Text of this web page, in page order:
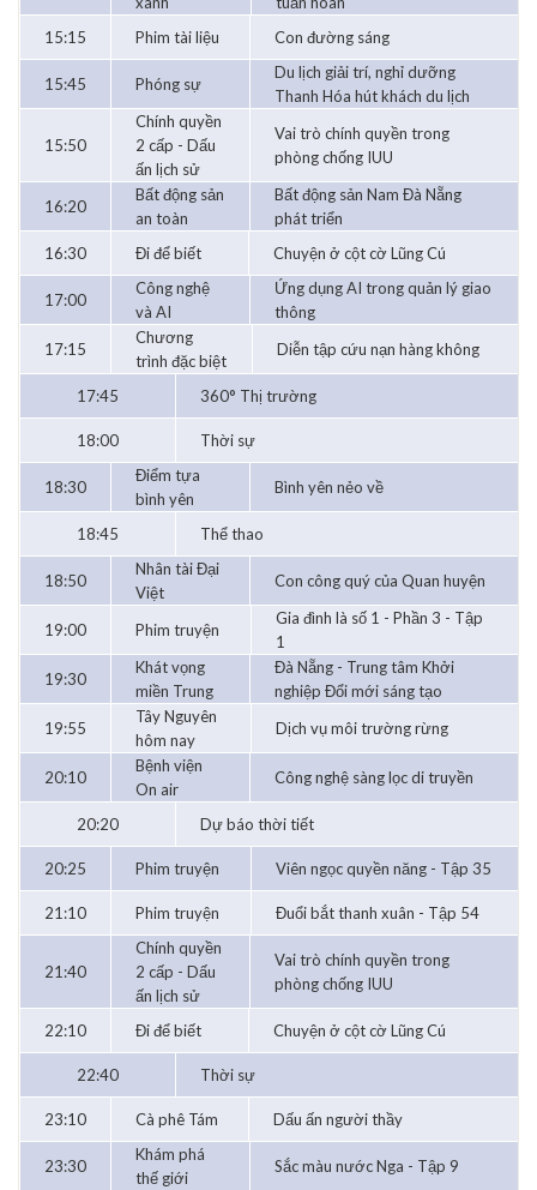
15:15
Phim tài liệu Con đường sáng
15:45 Phóng sự
Du lịch giải trí, nghỉ dưỡng
Thanh Hóa hút khách du lịch
15:50
Chính quyền
2 cấp - Dấu
ấn lịch sử
Vai trò chính quyền trong
phòng chống IUU
16:20
Bất động sản
an toàn
Bất động sản Nam Đà Nẵng
phát triển
16:30
Đi để biết Chuyện ở cột cờ Lũng Cú
17:00
Công nghệ
và AI
Ứng dụng AI trong quản lý giao
thông
17:15
Chương
trình đặc biệt
Diễn tập cứu nạn hàng không
17:45 360° Thị trường
18:00 Thời sự
18:30
Điểm tựa
bình yên
Bình yên nẻo về
18:45 Thể thao
18:50
Nhân tài Đại
Việt
Con công quý của Quan huyện
19:00 Phim truyện
Gia đình là số 1 - Phần 3 - Tập
1
19:30
Khát vọng
miền Trung
Đà Nẵng - Trung tâm Khởi
nghiệp Đổi mới sáng tạo
19:55
Tây Nguyên
hôm nay
Dịch vụ môi trường rừng
20:10
Bệnh viện
On air
Công nghệ sàng lọc di truyền
20:20 Dự báo thời tiết
20:25 Phim truyện Viên ngọc quyền năng - Tập 35
21:10 Phim truyện Đuổi bắt thanh xuân - Tập 54
21:40
Chính quyền
2 cấp - Dấu
ấn lịch sử
Vai trò chính quyền trong
phòng chống IUU
22:10 Đi để biết Chuyện ở cột cờ Lũng Cú
22:40 Thời sự
23:10 Cà phê Tám Dấu ấn người thầy
23:30
Khám phá
thế giới
Sắc màu nước Nga - Tập 9